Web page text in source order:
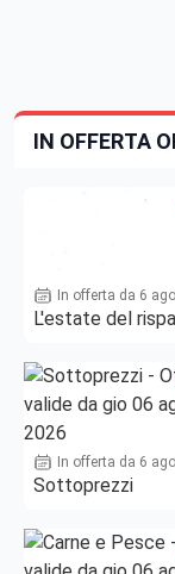
IN OFFERTA
In offerta da 6
L'estate del
In offerta da 6
Sottoprezzi